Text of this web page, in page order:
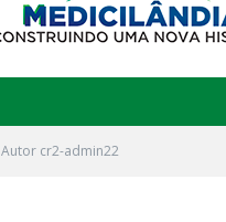
Autor cr2-admin22